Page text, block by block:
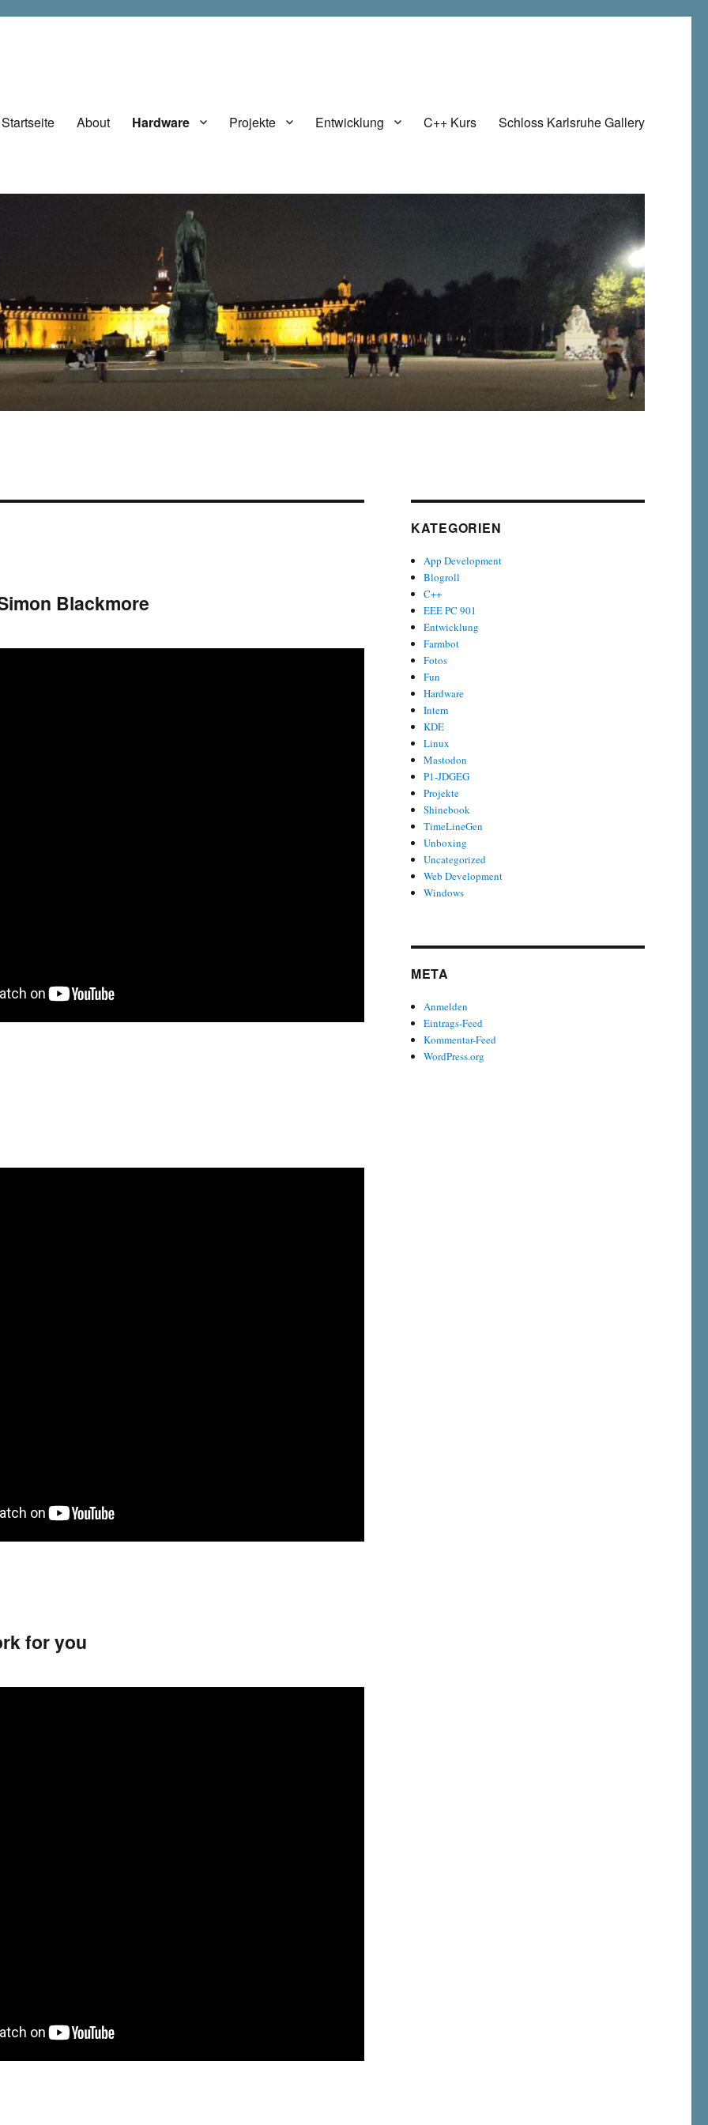
Startseite About Hardware Projekte Entwicklung C++ Kurs Schloss Karlsruhe Gallery
Blackmore
for you
KATEGORIEN
App Development
Blogroll
C++
EEE PC 901
Entwicklung
Farmbot
Fotos
Fun
Hardware
Intern
KDE
Linux
Mastodon
P1-JDGEG
Projekte
Shinebook
TimeLineGen
Unboxing
Uncategorized
Web Development
Windows
META
Anmelden
Eintrags-Feed
Kommentar-Feed
WordPress.org